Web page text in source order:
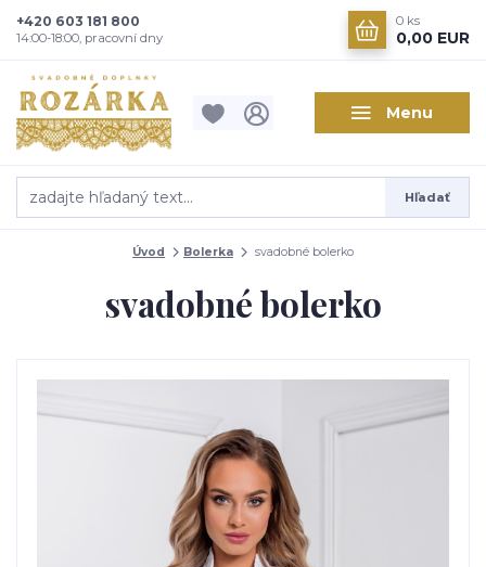
Menu
Hľadať
+420 603 181 800
14:00-18:00, pracovní dny
0 ks
0,00 EUR
Úvod Bolerka svadobné bolerko
svadobné bolerko